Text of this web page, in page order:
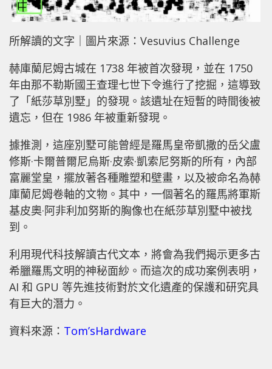
所解讀的文字｜圖片來源：Vesuvius Challenge
赫庫蘭尼姆古城在 1738 年被首次發現，並在 1750
年由那不勒斯國王查理七世下令進行了挖掘，這導致
了「紙莎草別墅」的發現。該遺址在短暫的時間後被
遺忘，但在 1986 年被重新發現。
據推測，這座別墅可能曾經是羅馬皇帝凱撒的岳父盧
修斯·卡爾普爾尼烏斯·皮索·凱索尼努斯的所有，內部
富麗堂皇，擺放著各種雕塑和壁畫，以及被命名為赫
庫蘭尼姆卷軸的文物。其中，一個著名的羅馬將軍斯
基皮奧·阿非利加努斯的胸像也在紙莎草別墅中被找
到。
利用現代科技解讀古代文本，將會為我們揭示更多古
希臘羅馬文明的神秘面紗。而這次的成功案例表明，
AI 和 GPU 等先進技術對於文化遺產的保護和研究具
有巨大的潛力。
資料來源： Tom’sHardware